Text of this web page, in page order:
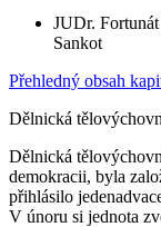
JUDr.
Sankot
Přehledný obsah
Dělnická
Dělnická
demokracii, byla
přihlásilo
V únoru si jednota